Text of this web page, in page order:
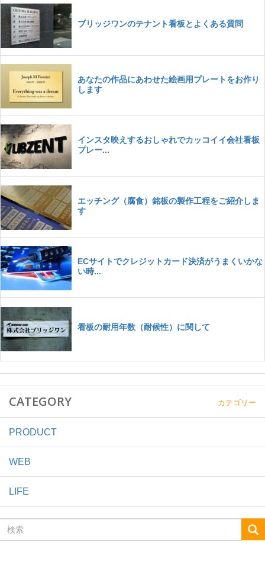
CATEGORY カテゴリー
PRODUCT
WEB
LIFE